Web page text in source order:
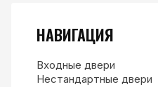
НАВИГАЦИЯ
Входные двери
Нестандартные двери